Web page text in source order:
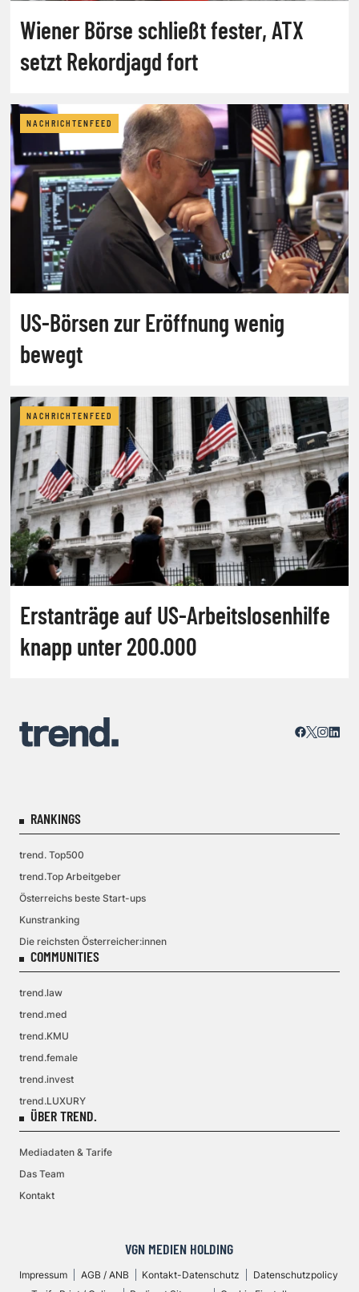
Wiener Börse schließt fester, ATX
setzt Rekordjagd fort
NACHRICHTENFEED
US-Börsen zur Eröffnung wenig
bewegt
NACHRICHTENFEED
Erstanträge auf US-Arbeitslosenhilfe
knapp unter 200.000
RANKINGS
trend. Top500
trend.Top Arbeitgeber
Österreichs beste Start-ups
Kunstranking
Die reichsten Österreicher:innen
COMMUNITIES
trend.law
trend.med
trend.KMU
trend.female
trend.invest
trend.LUXURY
ÜBER TREND.
Mediadaten & Tarife
Das Team
Kontakt
VGN MEDIEN HOLDING
Impressum AGB / ANB Kontakt-Datenschutz
Datenschutzpolicy